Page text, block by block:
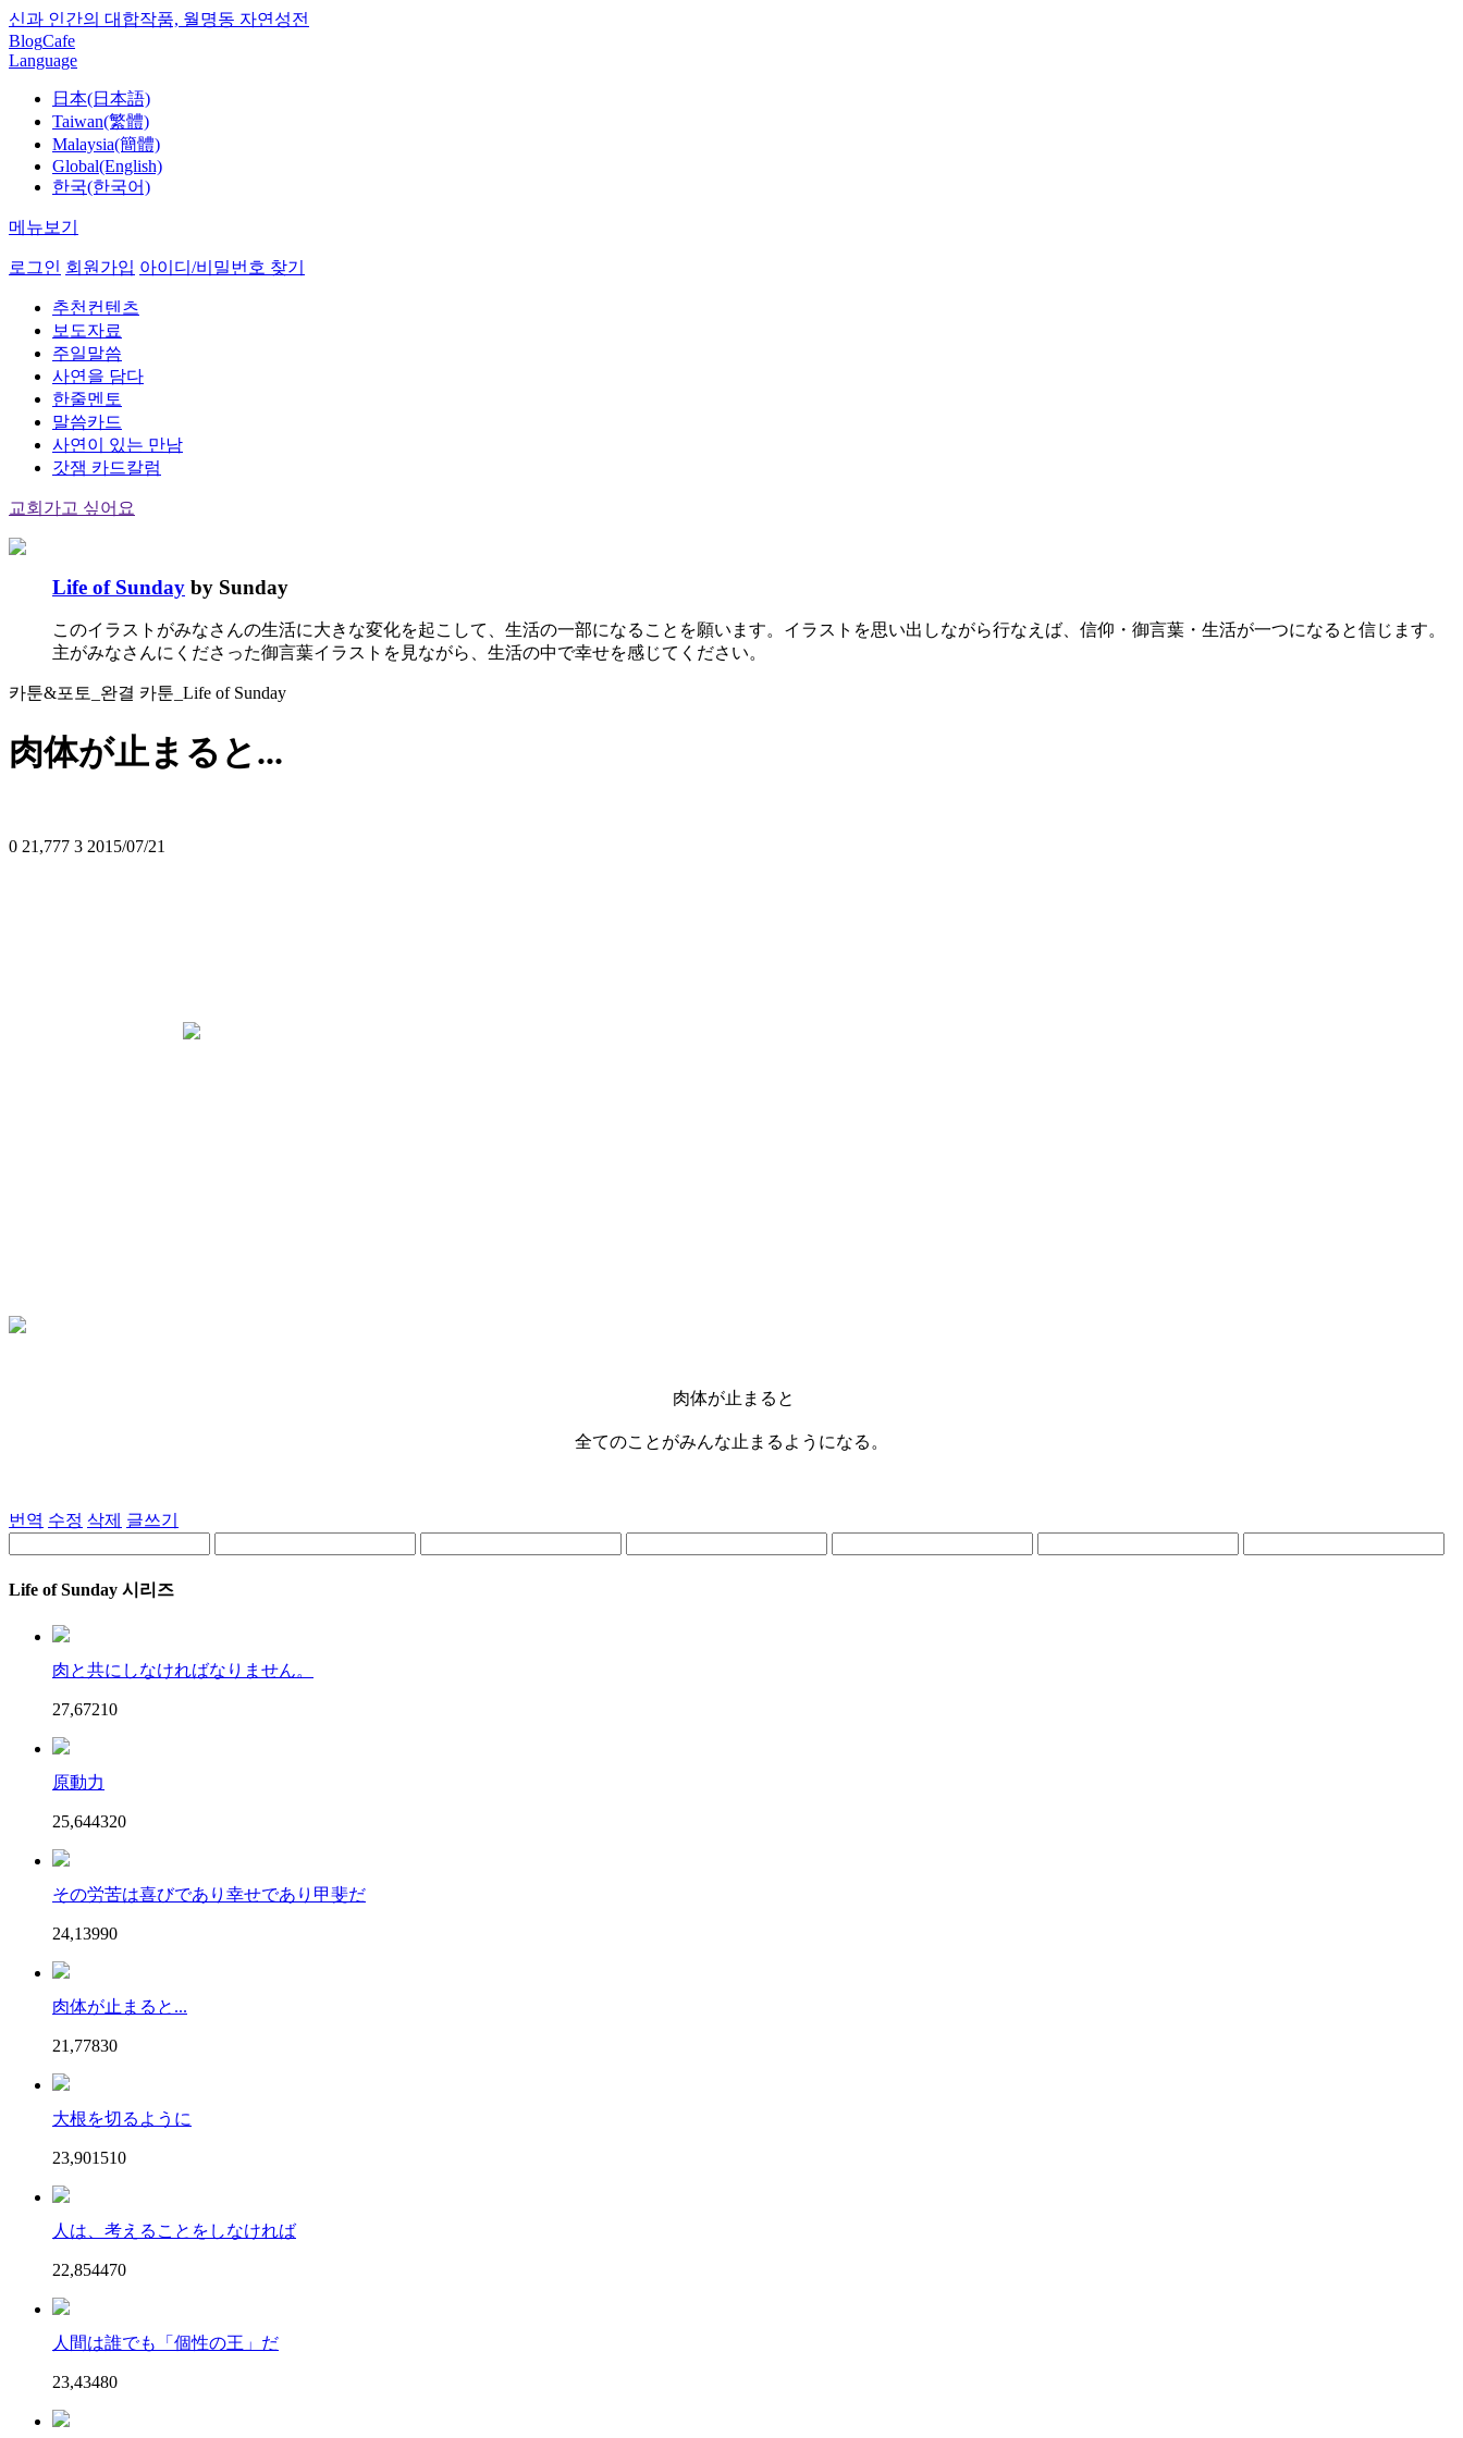
신과 인간의 대합작품, 월명동 자연성전
BlogCafe
Language
日本(日本語)
Taiwan(繁體)
Malaysia(簡體)
Global(English)
한국(한국어)
메뉴보기
로그인 회원가입 아이디/비밀번호 찾기
추천컨텐츠
보도자료
주일말씀
사연을 담다
한줄멘토
말씀카드
사연이 있는 만남
갓잼 카드칼럼
교회가고 싶어요
Life of Sunday by Sunday
このイラストがみなさんの生活に大きな変化を起こして、生活の一部になることを願います。イラストを思い出しながら行なえば、信仰・御言葉・生活が一つになると信じます。
主がみなさんにくださった御言葉イラストを見ながら、生活の中で幸せを感じてください。
카툰&포토_완결 카툰_Life of Sunday
肉体が止まると...
0 21,777 3 2015/07/21
肉体が止まると
全てのことがみんな止まるようになる。
번역 수정 삭제 글쓰기
Life of Sunday 시리즈
肉と共にしなければなりません。
27,67210
原動力
25,644320
その労苦は喜びであり幸せであり甲斐だ
24,13990
肉体が止まると...
21,77830
大根を切るように
23,901 510
人は、考えることをしなければ
22,854470
人間は誰でも「個性の王」だ
23,43480